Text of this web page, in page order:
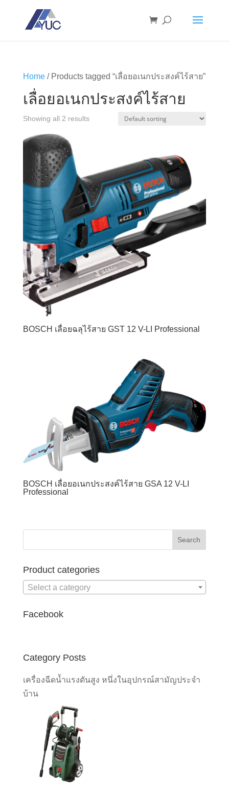
Home/ Products tagged “เลื่อยอเนกประสงค์ไร้สาย”
เลื่อยอเนกประสงค์ไร้สาย
Showing all 2 results
BOSCH เลื่อยฉลุไร้สาย GST 12 V-LI Professional
BOSCH เลื่อยอเนกประสงค์ไร้สาย GSA 12 V-LI
Professional
Product categories
Select a category
Facebook
Category Posts
เครื่องฉีดน้ำแรงดันสูง หนึ่งในอุปกรณ์สามัญประจำ
บ้าน